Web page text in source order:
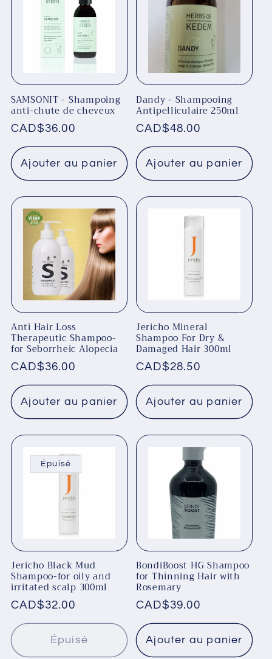
i
o
n
:
SAMSONIT - Shampoing
anti-chute de cheveux
Prix
habituel
CAD$36.00
Ajouter au panier
Dandy - Shampooing
Antipelliculaire 250ml
Prix
habituel
CAD$48.00
Ajouter au panier
Anti Hair Loss
Therapeutic Shampoo-
for Seborrheic Alopecia
Prix
habituel
CAD$36.00
Ajouter au panier
Jericho Mineral
Shampoo For Dry &
Damaged Hair 300ml
Prix
habituel
CAD$28.50
Ajouter au panier
Épuisé
Jericho Black Mud
Shampoo-for oily and
irritated scalp 300ml
Prix
habituel
CAD$32.00
Épuisé
BondiBoost HG Shampoo
for Thinning Hair with
Rosemary
Prix
habituel
CAD$39.00
Ajouter au panier